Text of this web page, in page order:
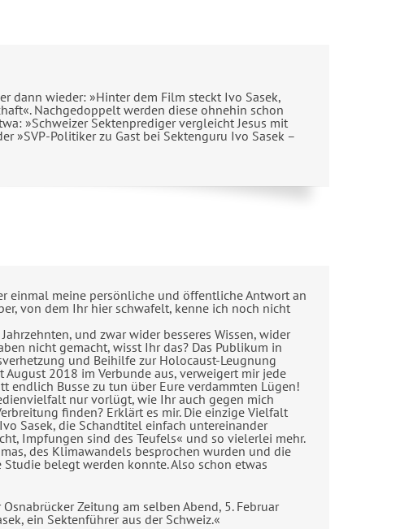
dann wieder: »Hinter dem Film steckt Ivo Sasek,
Nachgedoppelt werden diese ohnehin schon
»Schweizer Sektenprediger vergleicht Jesus mit
»SVP-Politiker zu Gast bei Sektenguru Ivo Sasek –
einmal meine persönliche und öffentliche Antwort an
von dem Ihr hier schwafelt, kenne ich noch nicht
und zwar wider besseres Wissen, wider
nicht gemacht, wisst Ihr das? Das Publikum in
und Beihilfe zur Holocaust-Leugnung
2018 im Verbunde aus, verweigert mir jede
endlich Busse zu tun über Eure verdammten Lügen!
nur vorlügt, wie Ihr auch gegen mich
finden? Erklärt es mir. Die einzige Vielfalt
Sasek, die Schandtitel einfach untereinander
Impfungen sind des Teufels« und so vielerlei mehr.
des Klimawandels besprochen wurden und die
belegt werden konnte. Also schon etwas
Zeitung am selben Abend, 5. Februar
ein Sektenführer aus der Schweiz.«